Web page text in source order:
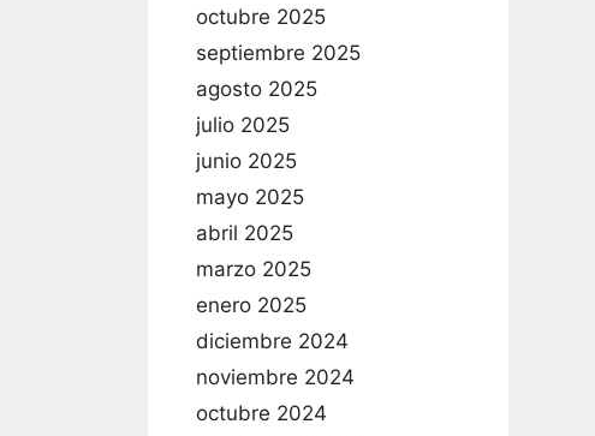
octubre 2025
septiembre 2025
agosto 2025
julio 2025
junio 2025
mayo 2025
abril 2025
marzo 2025
enero 2025
diciembre 2024
noviembre 2024
octubre 2024